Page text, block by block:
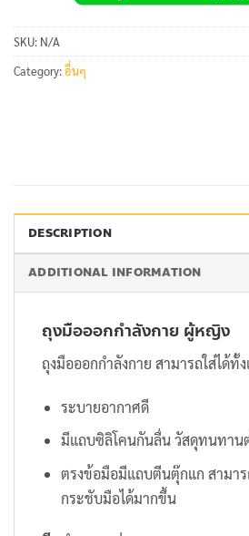
SKU: N/A
Category:อื่นๆ
DESCRIPTION
ADDITIONAL INFORMATION
ถุงมือออกกำลังกาย ผู้หญิง
ถุงมือออกกำลังกาย สามารถใส่ได้ทั้
ระบายอากาศดี
มีแถบซิลิโคนกันลื่น วัสดุทนทาน
ตรงข้อมือมีแถบตีนตุ๊กแก สามา
กระชับมือได้มากขึ้น